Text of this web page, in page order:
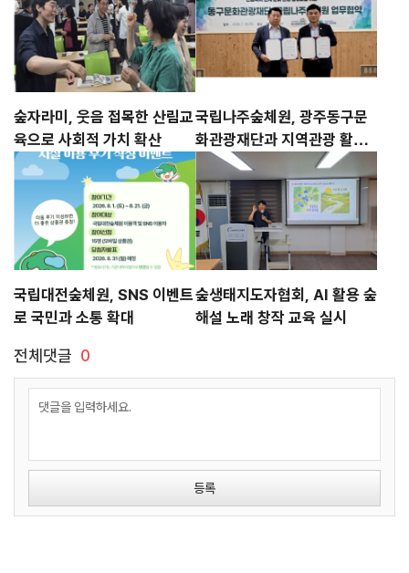
숲자라미, 웃음 접목한 산림교
육으로 사회적 가치 확산
국립나주숲체원, 광주동구문
화관광재단과 지역관광 활성
화 맞손
국립대전숲체원, SNS 이벤트
로 국민과 소통 확대
숲생태지도자협회, AI 활용 숲
해설 노래 창작 교육 실시
전체댓글 0
등록